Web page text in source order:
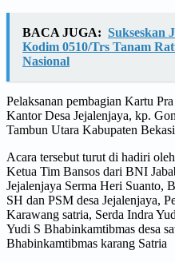
BACA JUGA: Sukseskan
Kodim 0510/Trs Tanam
Nasional
Pelaksanan pembagian Kartu
Kantor Desa Jejalenjaya, kp.
Tambun Utara Kabupaten
Acara tersebut turut di hadiri
Ketua Tim Bansos dari BNI
Jejalenjaya Serma Heri Suanto,
SH dan PSM desa Jejalenjaya,
Karawang satria, Serda Indra
Yudi S Bhabinkamtibmas desa
Bhabinkamtibmas karang Satria